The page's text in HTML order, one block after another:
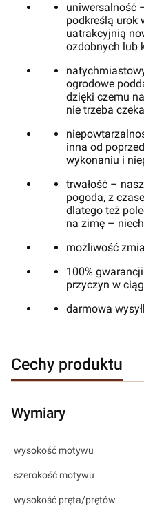
uniwersalność
podkreślą urok
uatrakcyjnią
ozdobnych lub
ogrodowe
dzięki czemu
nie trzeba
inna od
wykonaniu i
trwałość –
pogoda, z
dlatego też
na zimę –
możliwość
100%
przyczyn w
darmowa
Cechy produktu
Wymiary
wysokość motywu
szerokość motywu
wysokość pręta/prętów